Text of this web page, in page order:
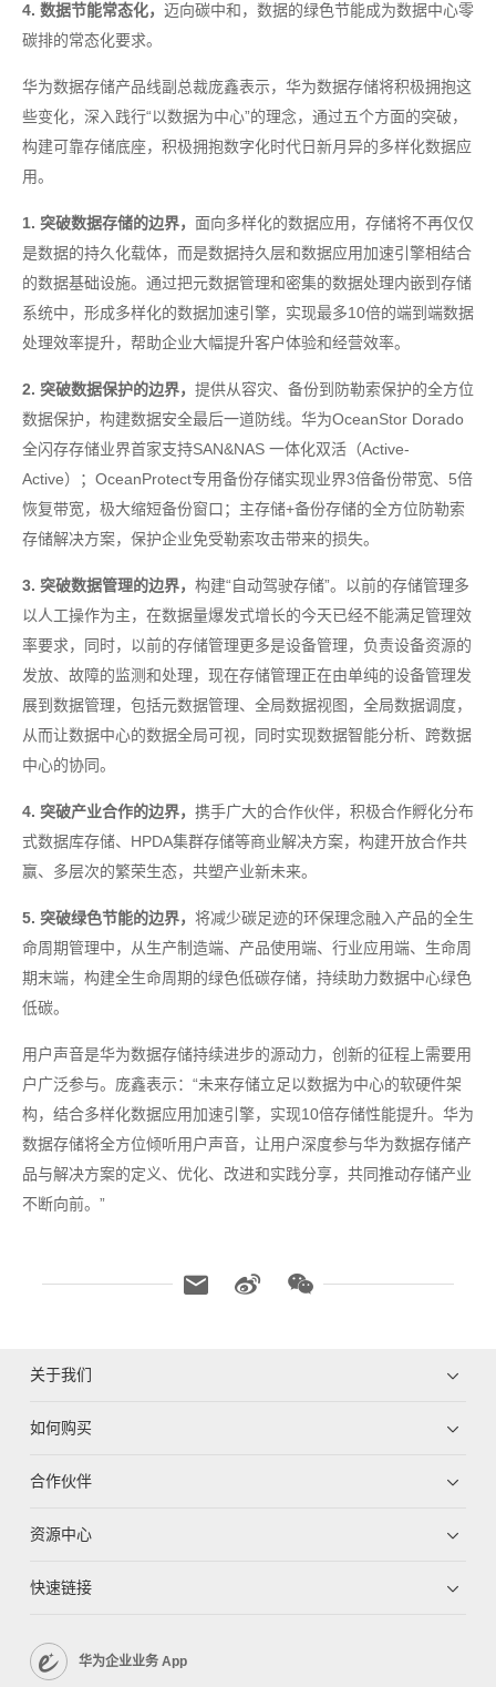
4. 数据节能常态化， 迈向碳中和，数据的绿色节能成为数据中心零
碳排的常态化要求。
华为数据存储产品线副总裁庞鑫表示，华为数据存储将积极拥抱这
些变化，深入践行“以数据为中心”的理念，通过五个方面的突破，
构建可靠存储底座，积极拥抱数字化时代日新月异的多样化数据应
用。
1. 突破数据存储的边界， 面向多样化的数据应用，存储将不再仅仅
是数据的持久化载体，而是数据持久层和数据应用加速引擎相结合
的数据基础设施。通过把元数据管理和密集的数据处理内嵌到存储
系统中，形成多样化的数据加速引擎，实现最多10倍的端到端数据
处理效率提升，帮助企业大幅提升客户体验和经营效率。
2. 突破数据保护的边界， 提供从容灾、备份到防勒索保护的全方位
数据保护，构建数据安全最后一道防线。华为OceanStor Dorado
全闪存存储业界首家支持SAN&NAS 一体化双活（Active-
Active）；OceanProtect专用备份存储实现业界3倍备份带宽、5倍
恢复带宽，极大缩短备份窗口；主存储+备份存储的全方位防勒索
存储解决方案，保护企业免受勒索攻击带来的损失。
3. 突破数据管理的边界， 构建“自动驾驶存储”。以前的存储管理多
以人工操作为主，在数据量爆发式增长的今天已经不能满足管理效
率要求，同时，以前的存储管理更多是设备管理，负责设备资源的
发放、故障的监测和处理，现在存储管理正在由单纯的设备管理发
展到数据管理，包括元数据管理、全局数据视图，全局数据调度，
从而让数据中心的数据全局可视，同时实现数据智能分析、跨数据
中心的协同。
4. 突破产业合作的边界， 携手广大的合作伙伴，积极合作孵化分布
式数据库存储、HPDA集群存储等商业解决方案，构建开放合作共
赢、多层次的繁荣生态，共塑产业新未来。
5. 突破绿色节能的边界， 将减少碳足迹的环保理念融入产品的全生
命周期管理中，从生产制造端、产品使用端、行业应用端、生命周
期末端，构建全生命周期的绿色低碳存储，持续助力数据中心绿色
低碳。
用户声音是华为数据存储持续进步的源动力，创新的征程上需要用
户广泛参与。庞鑫表示：“未来存储立足以数据为中心的软硬件架
构，结合多样化数据应用加速引擎，实现10倍存储性能提升。华为
数据存储将全方位倾听用户声音，让用户深度参与华为数据存储产
品与解决方案的定义、优化、改进和实践分享，共同推动存储产业
不断向前。”
关于我们
如何购买
合作伙伴
资源中心
快速链接
华为企业业务 App